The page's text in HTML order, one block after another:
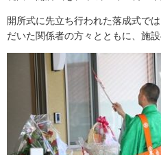
開所式に先立ち行われた落成式で
だいた関係者の方々とともに、施